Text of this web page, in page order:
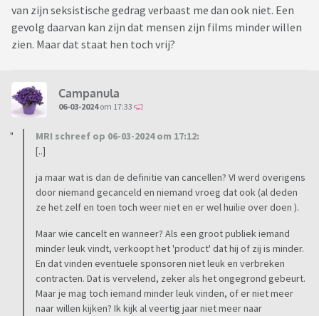
van zijn seksistische gedrag verbaast me dan ook niet. Een
gevolg daarvan kan zijn dat mensen zijn films minder willen
zien. Maar dat staat hen toch vrij?
Campanula
06-03-2024om 17:33
MRI schreef op 06-03-2024 om 17:12:
[..]
ja maar wat is dan de definitie van cancellen? VI werd overigens
door niemand gecanceld en niemand vroeg dat ook (al deden
ze het zelf en toen toch weer niet en er wel huilie over doen ).
Maar wie cancelt en wanneer? Als een groot publiek iemand
minder leuk vindt, verkoopt het 'product' dat hij of zij is minder.
En dat vinden eventuele sponsoren niet leuk en verbreken
contracten. Dat is vervelend, zeker als het ongegrond gebeurt.
Maar je mag toch iemand minder leuk vinden, of er niet meer
naar willen kijken? Ik kijk al veertig jaar niet meer naar